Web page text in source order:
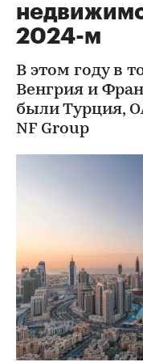
2024-м
В этом году в
Венгрия и
были Турция,
NF Group